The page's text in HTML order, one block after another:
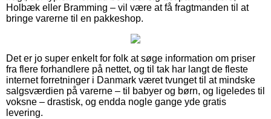
Holbæk eller Bramming – vil være at få fragtmanden til at
bringe varerne til en pakkeshop.
Det er jo super enkelt for folk at søge information om priser
fra flere forhandlere på nettet, og til tak har langt de fleste
internet forretninger i Danmark været tvunget til at mindske
salgsværdien på varerne – til babyer og børn, og ligeledes til
voksne – drastisk, og endda nogle gange yde gratis
levering.